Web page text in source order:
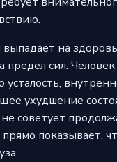
на
предел сил.
усталость,
ухудшение
советует
показывает,